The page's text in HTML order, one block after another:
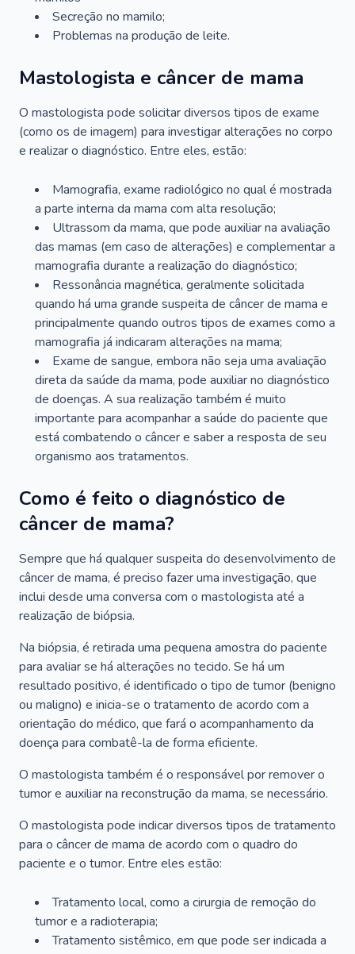
Secreção no mamilo;
Problemas na produção de leite.
Mastologista e câncer de mama
O mastologista pode solicitar diversos tipos de exame
(como os de imagem) para investigar alterações no corpo
e realizar o diagnóstico. Entre eles, estão:
Mamografia, exame radiológico no qual é mostrada
a parte interna da mama com alta resolução;
Ultrassom da mama, que pode auxiliar na avaliação
das mamas (em caso de alterações) e complementar a
mamografia durante a realização do diagnóstico;
Ressonância magnética, geralmente solicitada
quando há uma grande suspeita de câncer de mama e
principalmente quando outros tipos de exames como a
mamografia já indicaram alterações na mama;
Exame de sangue, embora não seja uma avaliação
direta da saúde da mama, pode auxiliar no diagnóstico
de doenças. A sua realização também é muito
importante para acompanhar a saúde do paciente que
está combatendo o câncer e saber a resposta de seu
organismo aos tratamentos.
Como é feito o diagnóstico de
câncer de mama?
Sempre que há qualquer suspeita do desenvolvimento de
câncer de mama, é preciso fazer uma investigação, que
inclui desde uma conversa com o mastologista até a
realização de biópsia.
Na biópsia, é retirada uma pequena amostra do paciente
para avaliar se há alterações no tecido. Se há um
resultado positivo, é identificado o tipo de tumor (benigno
ou maligno) e inicia-se o tratamento de acordo com a
orientação do médico, que fará o acompanhamento da
doença para combatê-la de forma eficiente.
O mastologista também é o responsável por remover o
tumor e auxiliar na reconstrução da mama, se necessário.
O mastologista pode indicar diversos tipos de tratamento
para o câncer de mama de acordo com o quadro do
paciente e o tumor. Entre eles estão:
Tratamento local, como a cirurgia de remoção do
tumor e a radioterapia;
Tratamento sistêmico, em que pode ser indicada a